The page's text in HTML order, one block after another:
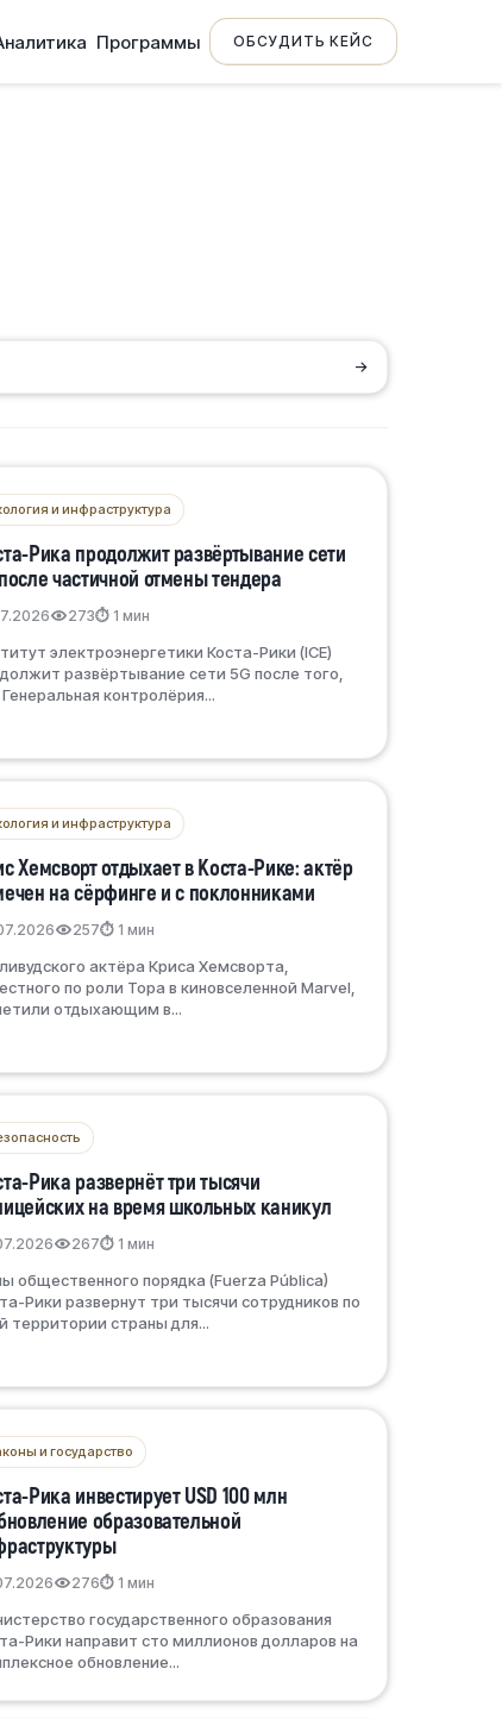
Программы ОБСУДИТЬ КЕЙС
→
и инфраструктура
Рика продолжит развёртывание сети
частичной отмены тендера
273⏱ 1 мин
электроэнергетики Коста-Рики (ICE)
развёртывание сети 5G после того,
контролёрия...
и инфраструктура
Хемсворт отдыхает в Коста-Рике: актёр
на сёрфинге и с поклонниками
257⏱ 1 мин
актёра Криса Хемсворта,
по роли Тора в киновселенной Marvel,
отдыхающим в...
Рика развернёт три тысячи
на время школьных каникул
267⏱ 1 мин
общественного порядка (Fuerza Pública)
Рики развернут три тысячи сотрудников по
территории страны для...
и государство
Рика инвестирует USD 100 млн
образовательной
276⏱ 1 мин
государственного образования
Рики направит сто миллионов долларов на
обновление...